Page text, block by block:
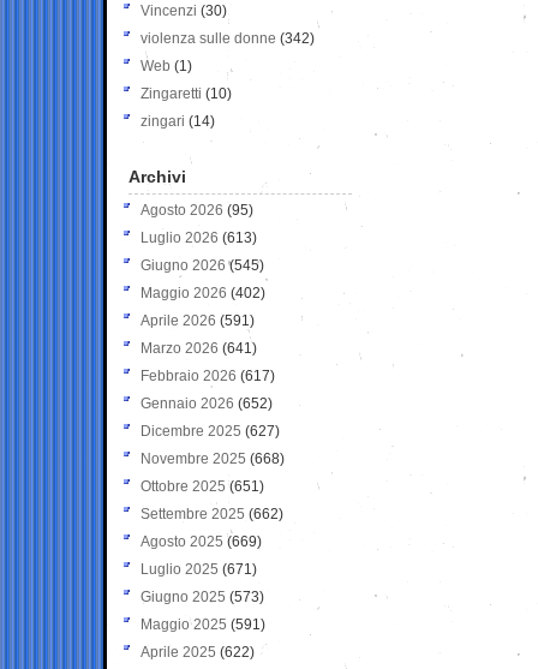
Vincenzi (30)
violenza sulle donne (342)
Web (1)
Zingaretti (10)
zingari (14)
Archivi
Agosto 2026 (95)
Luglio 2026 (613)
Giugno 2026 (545)
Maggio 2026 (402)
Aprile 2026 (591)
Marzo 2026 (641)
Febbraio 2026 (617)
Gennaio 2026 (652)
Dicembre 2025 (627)
Novembre 2025 (668)
Ottobre 2025 (651)
Settembre 2025 (662)
Agosto 2025 (669)
Luglio 2025 (671)
Giugno 2025 (573)
Maggio 2025 (591)
Aprile 2025 (622)